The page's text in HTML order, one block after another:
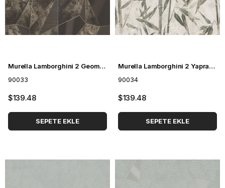
Murella Lamborghini 2 Geometrik Desenli Duvar Kağıdı 90033
90033
$139.48
SEPETE EKLE
Murella Lamborghini 2 Yaprak Desenli Duvar Kağıdı 90034
90034
$139.48
SEPETE EKLE